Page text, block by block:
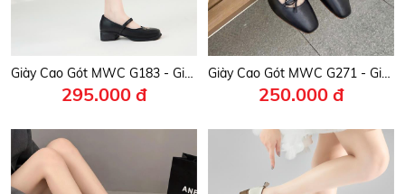
Giày Cao Gót MWC G183 - Giày Búp Bê Mary Jane Cao 4cm, Giày Da Bóng Mũi Vuông Phối Khóa Hoa Kim Loại Siêu Xinh.
295.000 đ
Giày Cao Gót MWC G271 - Giày Cao Gót Dáng Basic, Mũi Vuông Phối Quai Nơ Nhỏ Xinh, Nữ Tính, Thanh Lịch, Thời Trang.
250.000 đ